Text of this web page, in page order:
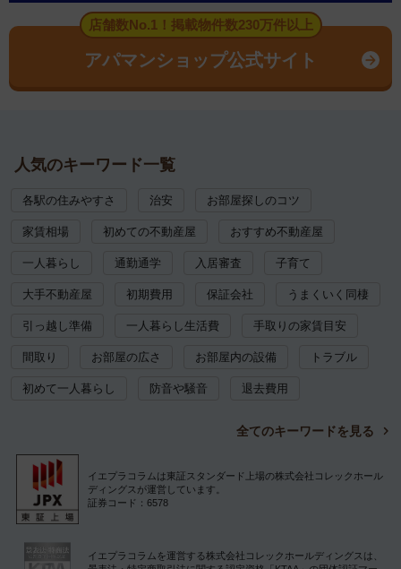
店舗数No.1！掲載物件数230万件以上
アパマンショップ公式サイト
人気のキーワード一覧
各駅の住みやすさ 治安 お部屋探しのコツ
家賃相場 初めての不動産屋 おすすめ不動産屋
一人暮らし 通勤通学 入居審査 子育て
大手不動産屋 初期費用 保証会社 うまくいく同棲
引っ越し準備 一人暮らし生活費 手取りの家賃目安
間取り お部屋の広さ お部屋内の設備 トラブル
初めて一人暮らし 防音や騒音 退去費用
全てのキーワードを見る
イエプラコラムは東証スタンダード上場の株式会社コレックホール
ディングスが運営しています。
証券コード：6578
イエプラコラムを運営する株式会社コレックホールディングスは、